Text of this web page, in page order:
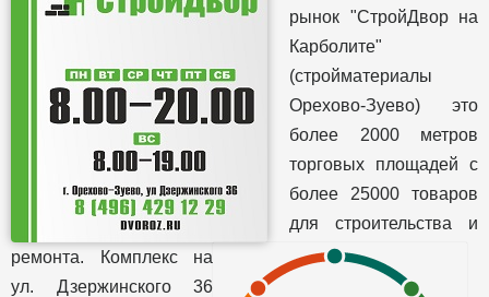
рынок "СтройДвор на
Карболите"
(стройматериалы
Орехово-Зуево) это
более 2000 метров
торговых площадей с
более 25000 товаров
для строительства и
ремонта. Комплекс на
ул. Дзержинского 36